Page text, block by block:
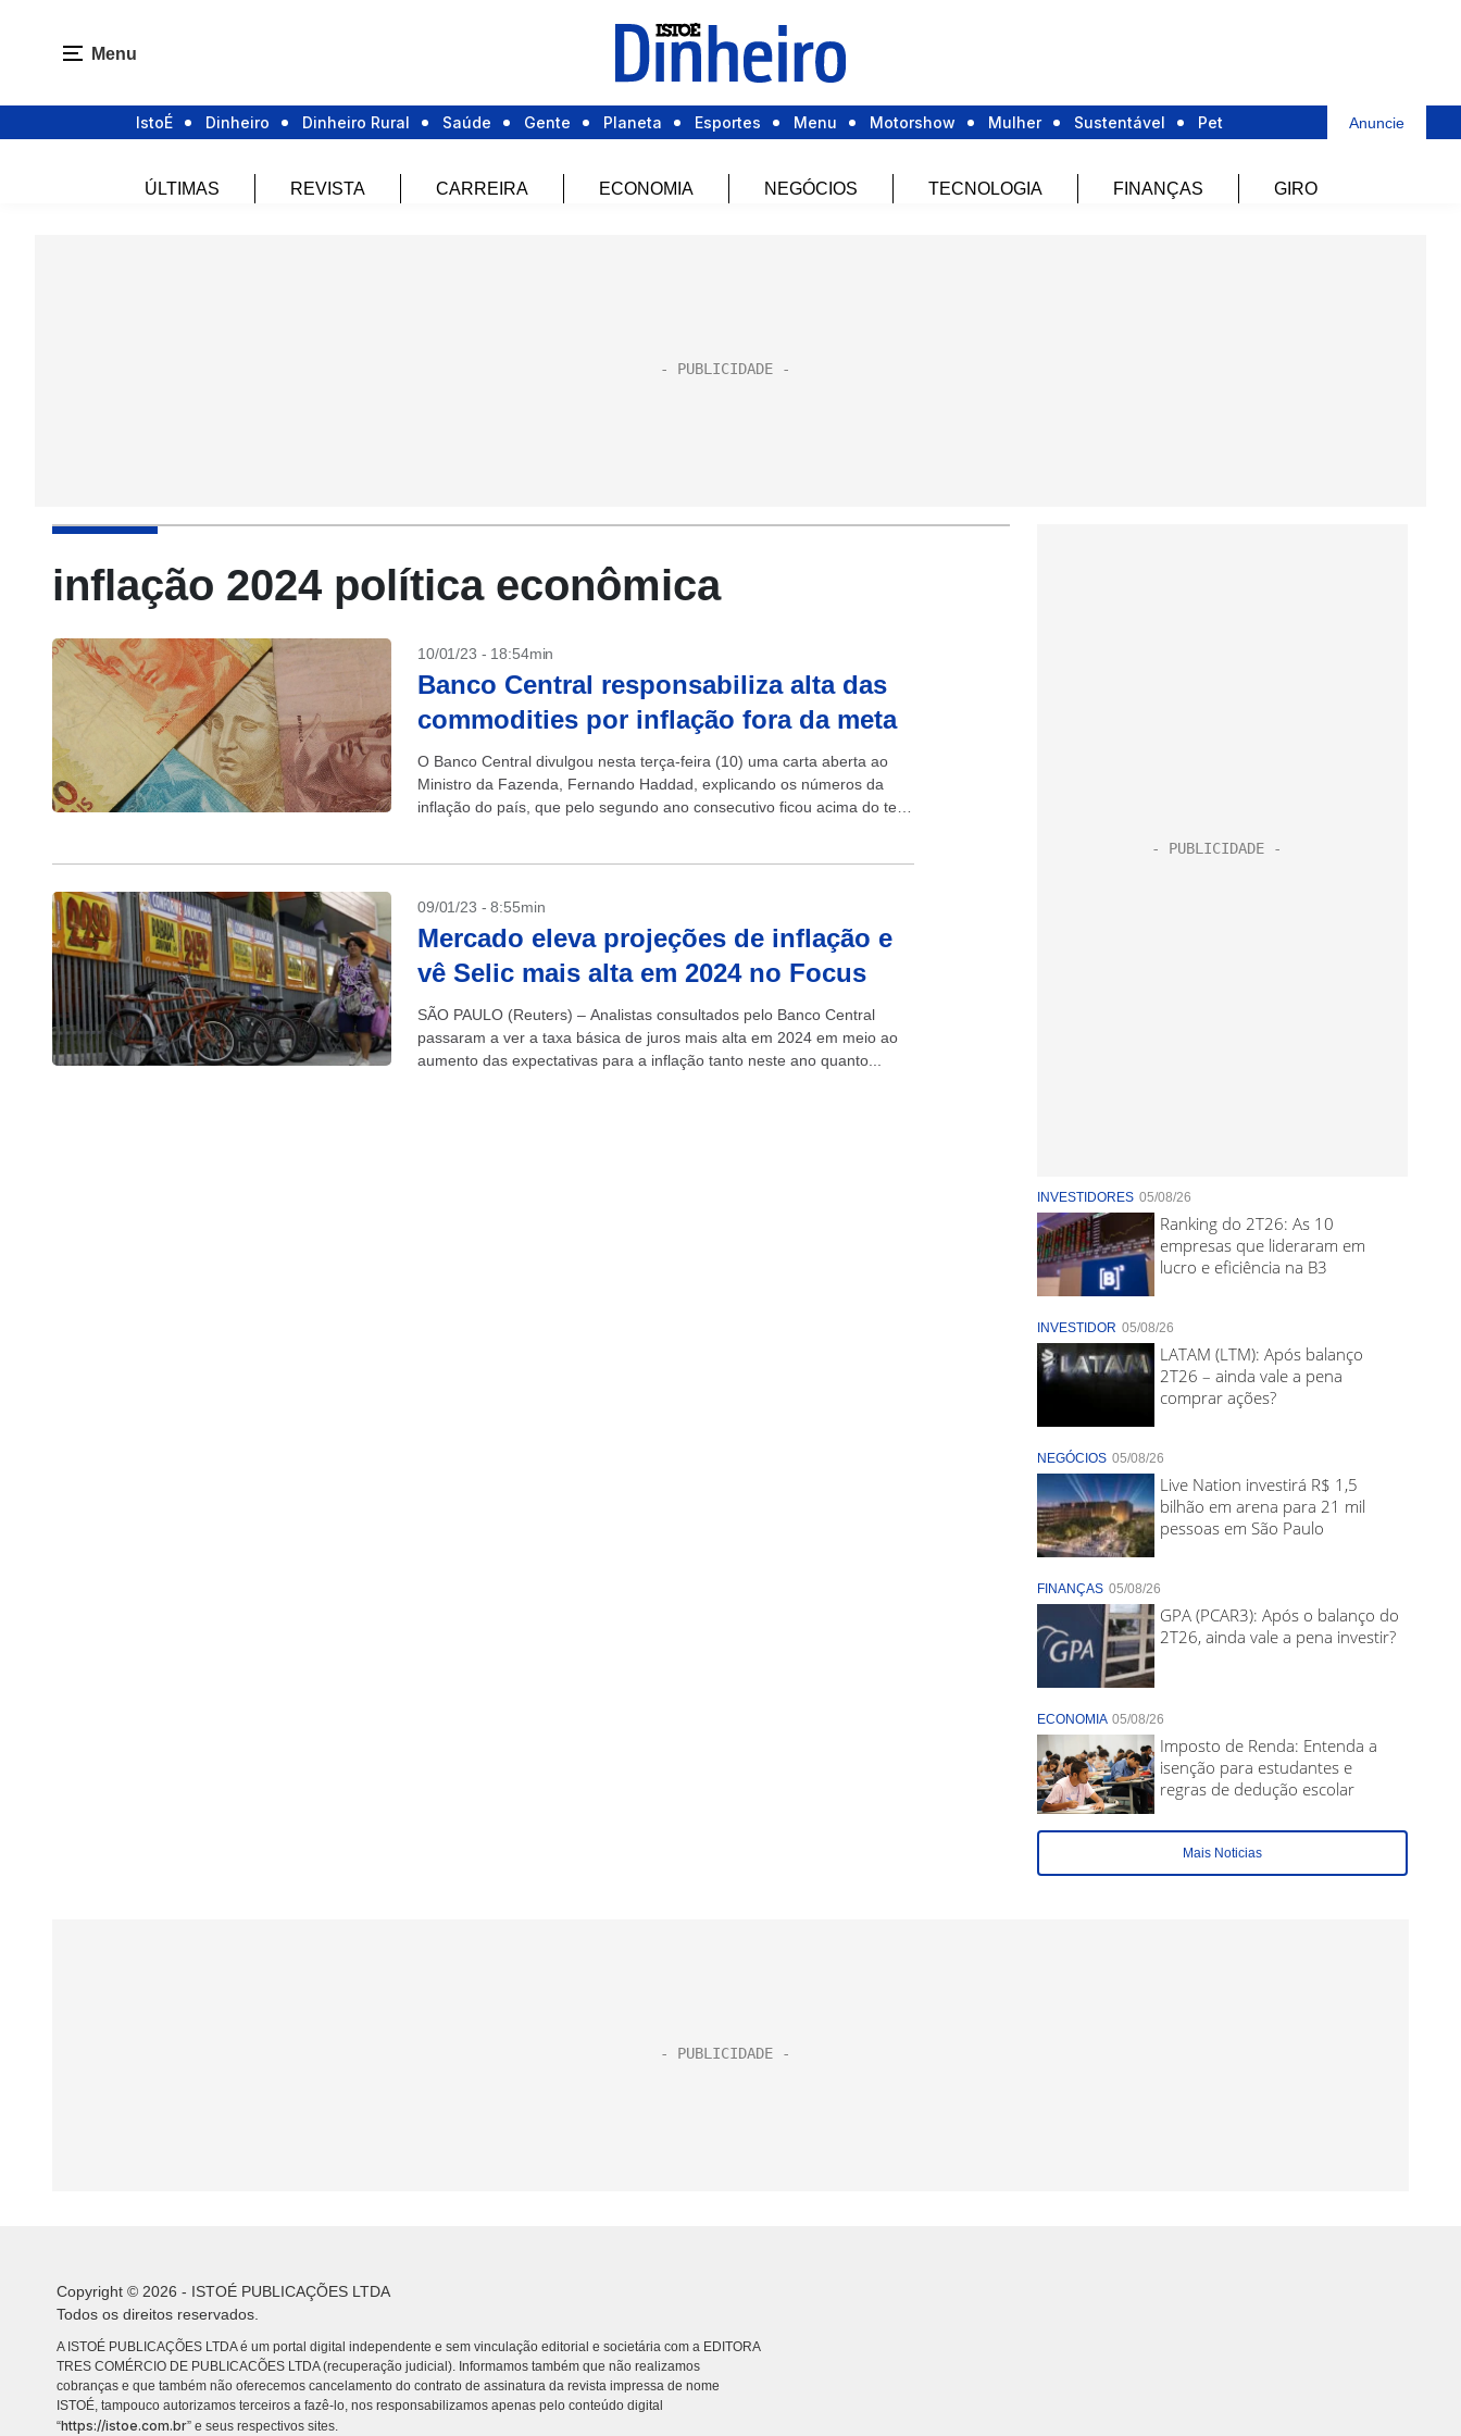
Menu
IstoÉ Dinheiro Dinheiro Rural Saúde Gente Planeta Esportes Menu Motorshow Mulher Sustentável Pet Anuncie
ÚLTIMAS REVISTA CARREIRA ECONOMIA NEGÓCIOS TECNOLOGIA FINANÇAS GIRO
inflação 2024 política econômica
10/01/23 - 18:54min
Banco Central responsabiliza alta das
commodities por inflação fora da meta
O Banco Central divulgou nesta terça-feira (10) uma carta aberta ao
Ministro da Fazenda, Fernando Haddad, explicando os números da
inflação do país, que pelo segundo ano consecutivo ficou acima do teto
09/01/23 - 8:55min
Mercado eleva projeções de inflação e
vê Selic mais alta em 2024 no Focus
SÃO PAULO (Reuters) – Analistas consultados pelo Banco Central
passaram a ver a taxa básica de juros mais alta em 2024 em meio ao
aumento das expectativas para a inflação tanto neste ano quanto...
INVESTIDORES 05/08/26
Ranking do 2T26: As 10
empresas que lideraram em
lucro e eficiência na B3
INVESTIDOR 05/08/26
LATAM (LTM): Após balanço
2T26 – ainda vale a pena
comprar ações?
NEGÓCIOS 05/08/26
Live Nation investirá R$ 1,5
bilhão em arena para 21 mil
pessoas em São Paulo
FINANÇAS 05/08/26
GPA (PCAR3): Após o balanço do
2T26, ainda vale a pena investir?
ECONOMIA 05/08/26
Imposto de Renda: Entenda a
isenção para estudantes e
regras de dedução escolar
Mais Noticias
Copyright © 2026 - ISTOÉ PUBLICAÇÕES LTDA
Todos os direitos reservados.
A ISTOÉ PUBLICAÇÕES LTDA é um portal digital independente e sem vinculação editorial e societária com a EDITORA
TRES COMÉRCIO DE PUBLICACÕES LTDA (recuperação judicial). Informamos também que não realizamos
cobranças e que também não oferecemos cancelamento do contrato de assinatura da revista impressa de nome
ISTOÉ, tampouco autorizamos terceiros a fazê-lo, nos responsabilizamos apenas pelo conteúdo digital
“https://istoe.com.br” e seus respectivos sites.